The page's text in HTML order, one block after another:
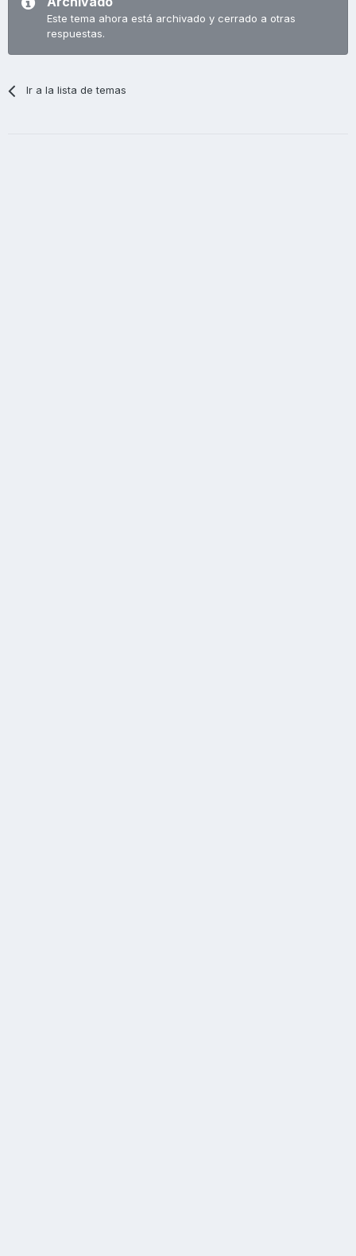
Este tema ahora está archivado y cerrado a otras
respuestas.
Ir a la lista de temas